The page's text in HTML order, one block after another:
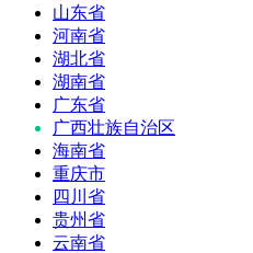
山东省
河南省
湖北省
湖南省
广东省
广西壮族自治区
海南省
重庆市
四川省
贵州省
云南省